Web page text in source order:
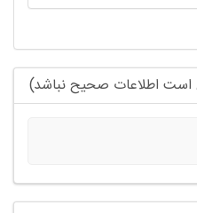
اطلاعات صحیح نباشد)